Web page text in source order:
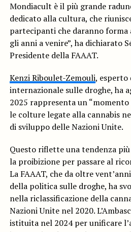
Mondiacult è il più grande
dedicato alla cultura, che
partecipanti che daranno forma
gli anni a venire”, ha dichiarato
Presidente della FAAAT.
Kenzi Riboulet-Zemouli,
internazionale sulle droghe, ha
2025 rappresenta un
le colture legate alla cannabis
di sviluppo delle Nazioni Unite.
Questo riflette una tendenza
la proibizione per passare al
La FAAAT, che da oltre
della politica sulle droghe, ha
nella riclassificazione della
Nazioni Unite nel 2020.
istituita nel 2024 per unificare